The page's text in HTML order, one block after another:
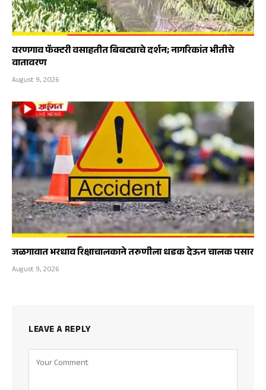
वरणगाव फॅक्टरी वसाहतीत बिबट्याचे दर्शन; नागरिकांत भीतीचे
वातावरण
August 9, 2026
जळगावात भरधाव रिक्षाचालकाने तरुणीला धडक देऊन चालक पसार
August 9, 2026
LEAVE A REPLY